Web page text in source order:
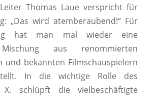
Thomas Laue verspricht für
„Das wird atemberaubend!“ Für
hat man mal wieder eine
aus renommierten
und bekannten Filmschauspielern
In die wichtige Rolle des
X. schlüpft die vielbeschäftigte